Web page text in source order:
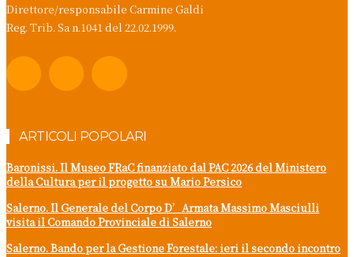
Direttore/responsabile Carmine Galdi
Reg. Trib. Sa n.1041 del 22.02.1999.
ARTICOLI POPOLARI
Baronissi. Il Museo FRaC finanziato dal PAC 2026 del Ministero
della Cultura per il progetto su Mario Persico
Salerno. Il Generale del Corpo D’Armata Massimo Masciulli
visita il Comando Provinciale di Salerno
Salerno. Bando per la Gestione Forestale: ieri il secondo incontro